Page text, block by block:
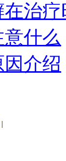
治
什么
介绍
|